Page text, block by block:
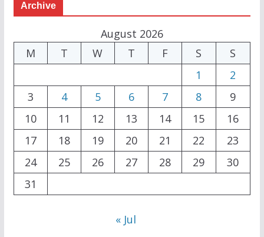
Archive
August 2026
M
T W T F S
S
1
2
3
4 5 6 7 8
9
10
11 12 13 14 15
16
17
18 19 20 21 22
23
24
25 26 27 28 29
30
31
« Jul